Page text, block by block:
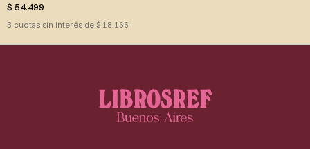
$ 54.499
3 cuotas sin interés de $ 18.166